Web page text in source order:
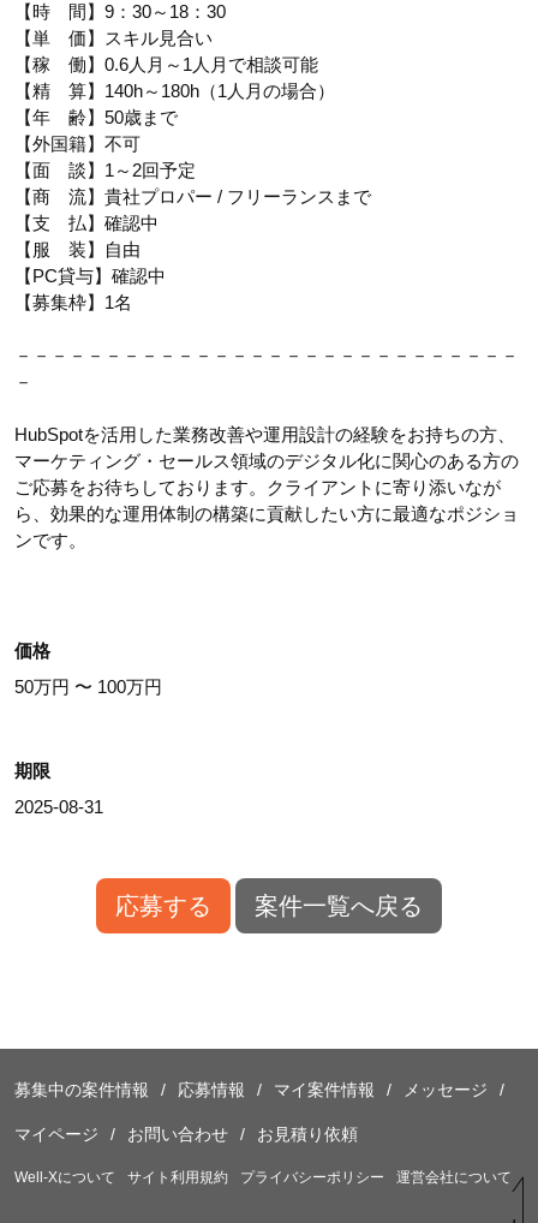
【時 間】9：30～18：30
【単 価】スキル見合い
【稼 働】0.6人月～1人月で相談可能
【精 算】140h～180h（1人月の場合）
【年 齢】50歳まで
【外国籍】不可
【面 談】1～2回予定
【商 流】貴社プロパー / フリーランスまで
【支 払】確認中
【服 装】自由
【PC貸与】確認中
【募集枠】1名
－－－－－－－－－－－－－－－－－－－－－－－－－－－－
－
HubSpotを活用した業務改善や運用設計の経験をお持ちの方、
マーケティング・セールス領域のデジタル化に関心のある方の
ご応募をお待ちしております。クライアントに寄り添いなが
ら、効果的な運用体制の構築に貢献したい方に最適なポジショ
ンです。
価格
50万円 〜 100万円
期限
2025-08-31
応募する 案件一覧へ戻る
募集中の案件情報 応募情報 マイ案件情報 メッセージ
マイページ お問い合わせ お見積り依頼
Well-Xについて サイト利用規約 プライバシーポリシー 運営会社について